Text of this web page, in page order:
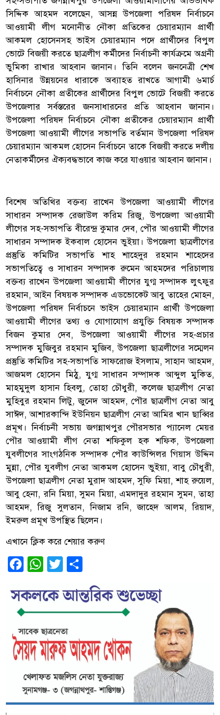
সিদ্দিক আহমদ বলেছেন, আসন্ন উপজেলা পরিষদ নির্বাচনে
আওয়ামী লীগ মনোনীত নৌকা প্রতিকের চেয়ারম্যান প্রার্থী
আকমল হোসেনসহ ভাইস চেয়ারম্যান পদে প্রার্থীদের বিপুল
ভোটে বিজয়ী করতে ছাত্রলীগ কর্মীদের নির্বাচনী কার্যক্রমে অগ্রনী
ভুমিকা রাখার আহবান জানান। তিনি বলেন জননেত্রী শেখ
হাসিনার উন্নয়নের ধারাকে অব্যাহত রাখতে আগামী ৬মার্চ
নির্বাচনে নৌকা প্রতীকের প্রার্থীদের বিপুল ভোটে বিজয়ী করতে
উপজেলার সর্বস্তরের জনসাধারনের প্রতি আহবান জানান।
উপজেলা পরিষদ নির্বাচনে নৌকা প্রতীকের চেয়ারম্যান প্রার্থী
উপজেলা আওয়ামী লীগের সভাপতি বর্তমান উপজেলা পরিষদ
চেয়ারম্যান আকমল হোসেন নির্বাচনে তাকে বিজয়ী করতে দলীয়
নেতাকর্মীদের ঐক্যবদ্ধভাবে কাজ করে যাওয়ার আহবান জানান।
বিশেষ অতিথির বক্তব্য রাখেন উপজেলা আওয়ামী লীগের
সাধারন সম্পাদক রেজাউল করিম রিজু, উপজেলা আওয়ামী
লীগের সহ-সভাপতি বীরেন্দ্র কুমার দেব, পৌর আওয়ামী লীগের
সাধারন সম্পাদক ইকবাল হোসেন ভুইয়া। উপজেলা ছাত্রলীগের
প্রস্তুতি কমিটির সভাপতি শাহ শাহেদুর রহমান শাহেদের
সভাপতিত্বে ও সাধারন সম্পাদক রুমেন আহমদের পরিচালায়
বক্তব্য রাখেন উপজেলা আওয়ামী লীগের যুগ্ম সম্পাদক লুৎফুর
রহমান, আইন বিষয়ক সম্পাদক এডভোকেট আবু তাহের মোহন,
উপজেলা পরিষদ নির্বাচনে ভাইস চেয়ারম্যান প্রার্থী উপজেলা
আওয়ামী লীগের তথ্য ও যোগাযোগ প্রযুক্তি বিষয়ক সম্পাদক
বিজন কুমার দেব, উপজেলা আওয়ামী লীগের সহ-প্রচার
সম্পাদক মুজিবুর রহমান মুজিব, উপজেলা ছাত্রলীগের সম্মেলন
প্রস্তুতি কমিটির সহ-সভাপতি সাফরোজ ইসলাম, সাহান আহমদ,
আজমল হোসেন মিঠু, যুগ্ম সাধারন সম্পাদক আব্দুল মুকিত,
মাহমুদুল হাসান হিবলু, তোহা চৌধুরী, কলেজ ছাত্রলীগ নেতা
মুহিবুর রহমান লিটু, জুনেদ আহমদ, পৌর ছাত্রলীগ নেতা আবু
সাঈদ, আশারকান্দি ইউনিয়ন ছাত্রলীগ নেতা আমির খান ছাব্বির
প্রমূখ। নির্বাচনী সভায় জগন্নাথপুর পৌরসভার প্যানেল মেয়র
পৌর আওয়ামী লীগ নেতা শফিকুল হক শফিক, উপজেলা
যুবলীগের সাংগঠনিক সম্পাদক পৌর কাউন্সিলর গিয়াস উদ্দিন
মুন্না, পৌর যুবলীগ নেতা আকমল হোসেন ভুইয়া, বাবু চৌধুরী,
উপজেলা ছাত্রলীগ নেতা মুরাদ আহমদ, সুফি মিয়া, শাহ রুয়েল,
আবু হেনা, রনি মিয়া, সুমন মিয়া, এমদাদুর রহমান সুমন, তাহা
আহমদ, রিজু সুলতান, নিজাম রনি, জাহেদ আলম, রিয়াদ,
ইমরুল প্রমূখ উপস্থিত ছিলেন।
এখানে ক্লিক করে শেয়ার করুণ
Facebook
WhatsApp
Twitter